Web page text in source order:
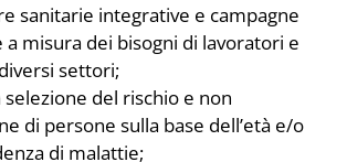
CONTATTI
AREA RISERVATA BENEFICIARI
sanitarie integrative e campagne
a misura dei bisogni di lavoratori e
settori;
selezione del rischio e non
di persone sulla base dell’età e/o
di malattie;